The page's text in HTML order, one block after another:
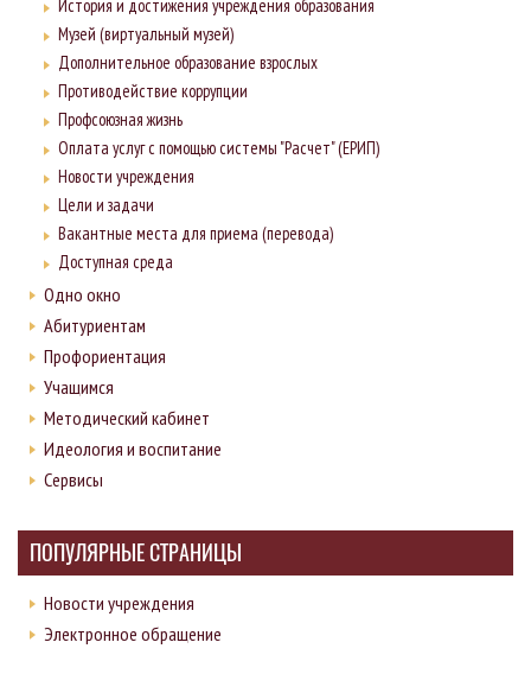
История и достижения учреждения образования
Музей (виртуальный музей)
Дополнительное образование взрослых
Противодействие коррупции
Профсоюзная жизнь
Оплата услуг с помощью системы "Расчет" (ЕРИП)
Новости учреждения
Цели и задачи
Вакантные места для приема (перевода)
Доступная среда
Одно окно
Абитуриентам
Профориентация
Учащимся
Методический кабинет
Идеология и воспитание
Сервисы
ПОПУЛЯРНЫЕ СТРАНИЦЫ
Новости учреждения
Электронное обращение